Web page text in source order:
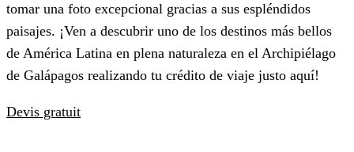
tomar una foto excepcional gracias a sus espléndidos
paisajes. ¡Ven a descubrir uno de los destinos más bellos
de América Latina en plena naturaleza en el Archipiélago
de Galápagos realizando tu crédito de viaje justo aquí!
Devis gratuit